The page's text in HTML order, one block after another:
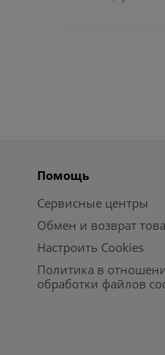
Помощь
Сервисные центры
Обмен и возврат
Настроить Cookies
Политика в
обработки файлов